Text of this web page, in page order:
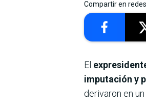
Compartir en redes
El
imputación y
derivaron en